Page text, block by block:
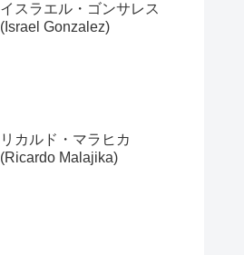
イスラエル・ゴンサレス
(Israel Gonzalez)
リカルド・マラヒカ
(Ricardo Malajika)